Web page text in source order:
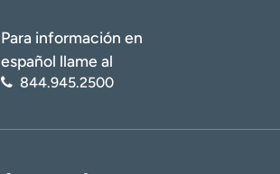
Para información en
español llame al
844.945.2500